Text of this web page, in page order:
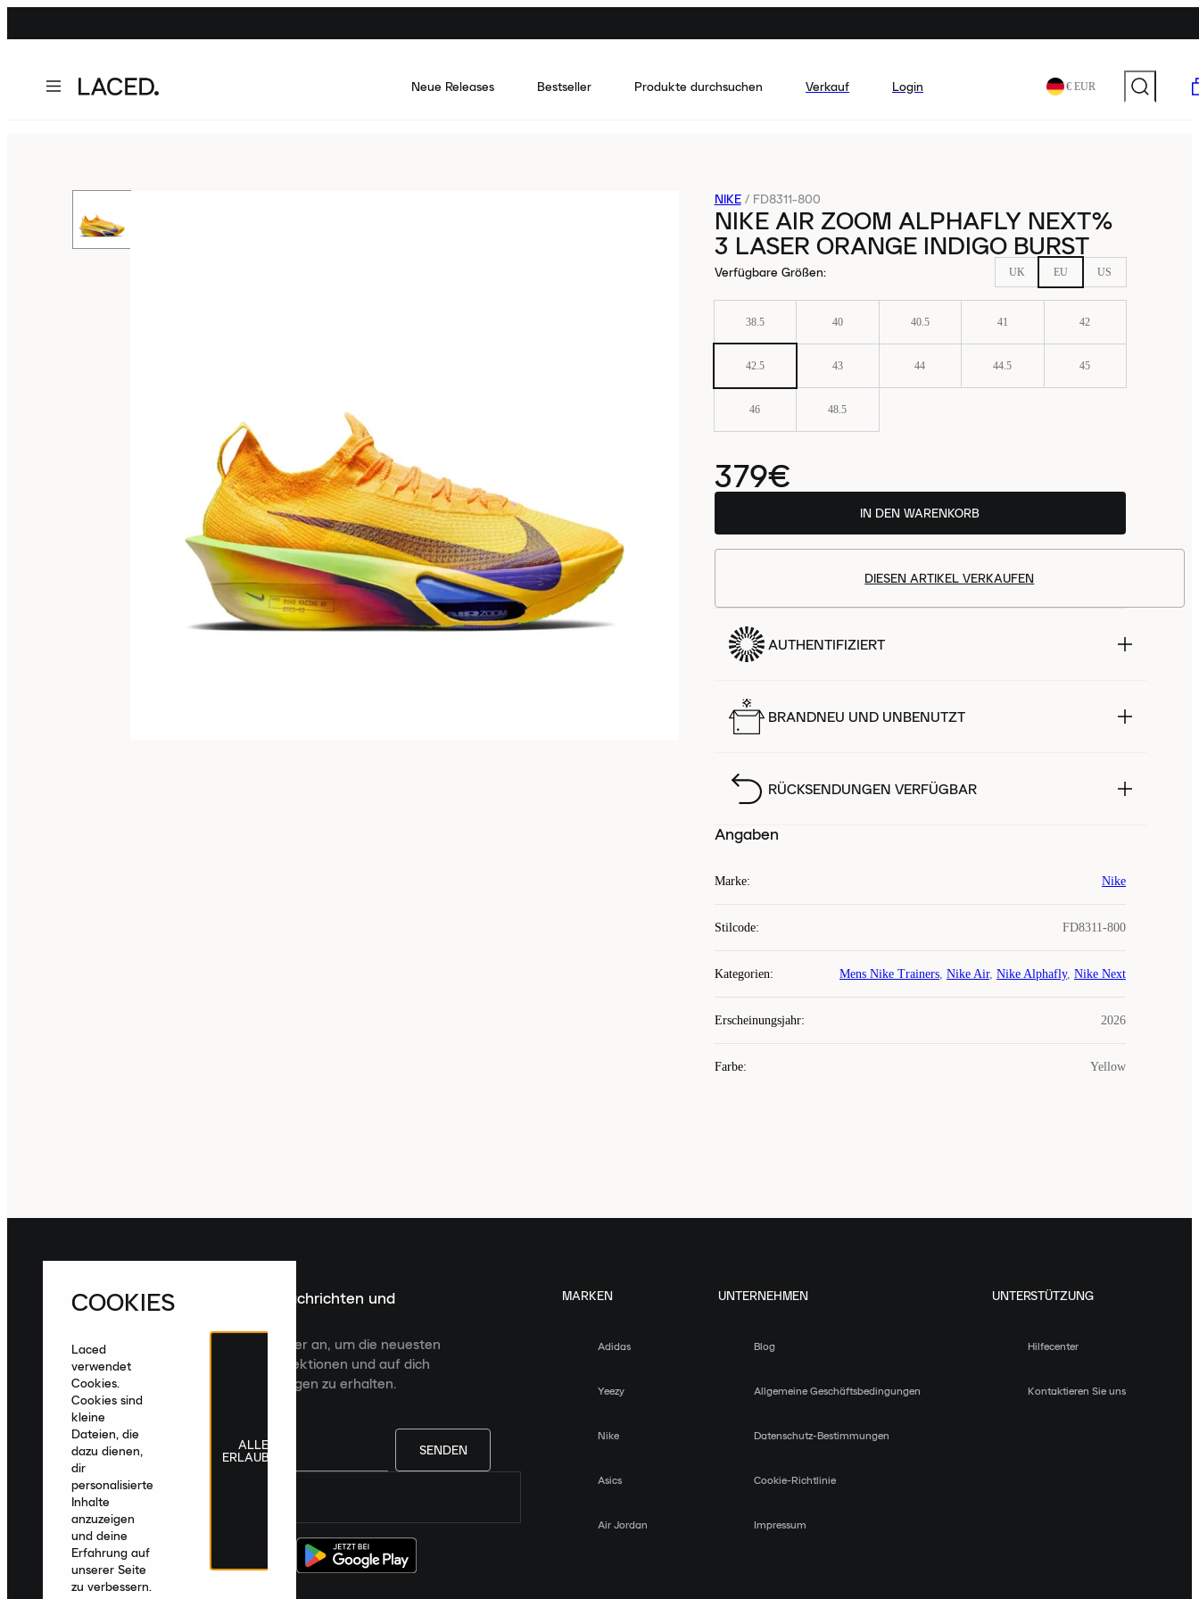
Neue Releases Bestseller Produkte durchsuchen Verkauf Login € EUR
NIKE / FD8311-800
NIKE AIR ZOOM ALPHAFLY NEXT%
3 LASER ORANGE INDIGO BURST
Verfügbare Größen: UK EU US
38.5 40 40.5 41 42
42.5 43 44 44.5 45
46 48.5
379€
IN DEN WARENKORB
DIESEN ARTIKEL VERKAUFEN
AUTHENTIFIZIERT
BRANDNEU UND UNBENUTZT
RÜCKSENDUNGEN VERFÜGBAR
Angaben
Marke: Nike
Stilcode: FD8311-800
Kategorien: Mens Nike Trainers, Nike Air, Nike Alphafly, Nike Next
Erscheinungsjahr: 2026
Farbe: Yellow
Melde dich für die neuesten Nachrichten und
Veröffentlichungen an
Melde dich für den Laced Newsletter an, um die neuesten
Veröffentlichungen, kuratierte Kollektionen und auf dich
zugeschnittene Produktempfehlungen zu erhalten.
SENDEN
MARKEN
Adidas
Yeezy
Nike
Asics
Air Jordan
UNTERNEHMEN
Blog
Allgemeine Geschäftsbedingungen
Datenschutz-Bestimmungen
Cookie-Richtlinie
Impressum
UNTERSTÜTZUNG
Hilfecenter
Kontaktieren Sie uns
COOKIES
Laced
verwendet
Cookies.
Cookies sind
kleine
Dateien, die
dazu dienen,
dir
personalisierte
Inhalte
anzuzeigen
und deine
Erfahrung auf
unserer Seite
zu verbessern.
ALLE
ERLAUBEN